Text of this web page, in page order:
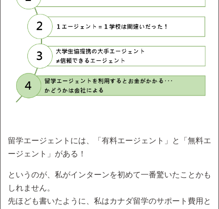
留学エージェントには、「有料エージェント」と「無料エ
ージェント」がある！
というのが、私がインターンを初めて一番驚いたことかも
しれません。
先ほども書いたように、私はカナダ留学のサポート費用と